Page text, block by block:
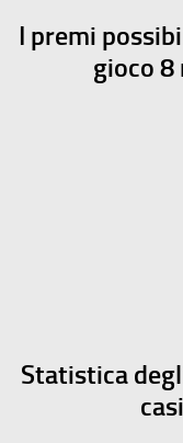
I premi
gioco 8
Statistica